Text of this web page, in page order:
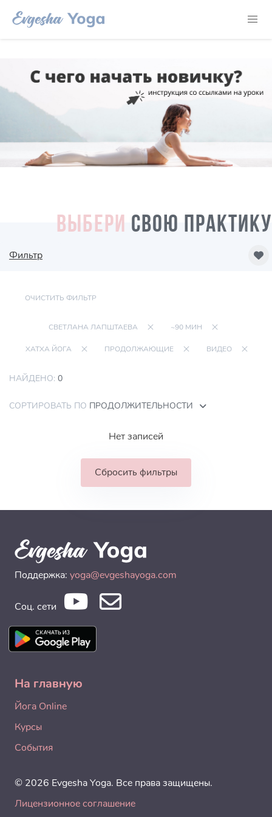
ВЫБЕРИ СВОЮ ПРАКТИКУ
Фильтр
ОЧИСТИТЬ ФИЛЬТР
СВЕТЛАНА ЛАПШТАЕВА ~90 МИН
ХАТХА ЙОГА ПРОДОЛЖАЮЩИЕ ВИДЕО
НАЙДЕНО: 0
СОРТИРОВАТЬ ПО ПРОДОЛЖИТЕЛЬНОСТИ
Нет записей
Сбросить фильтры
Поддержка: yoga@evgeshayoga.com
Соц. сети
На главную
Йога Online
Курсы
События
© 2026 Evgesha Yoga. Все права защищены.
Лицензионное соглашение